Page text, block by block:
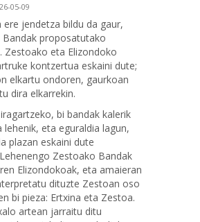
05-09
ere jendetza bildu da gaur,
proposatutako
Zestoako eta Elizondoko
kontzertua eskaini dute;
elkartu ondoren, gaurkoan
dira elkarrekin.
bi bandak kalerik
lehenik, eta eguraldia lagun,
plazan eskaini dute
Zestoako Bandak
Elizondokoak, eta amaieran
dituzte Zestoan oso
bi pieza: Ertxina eta Zestoa.
artean jarraitu ditu